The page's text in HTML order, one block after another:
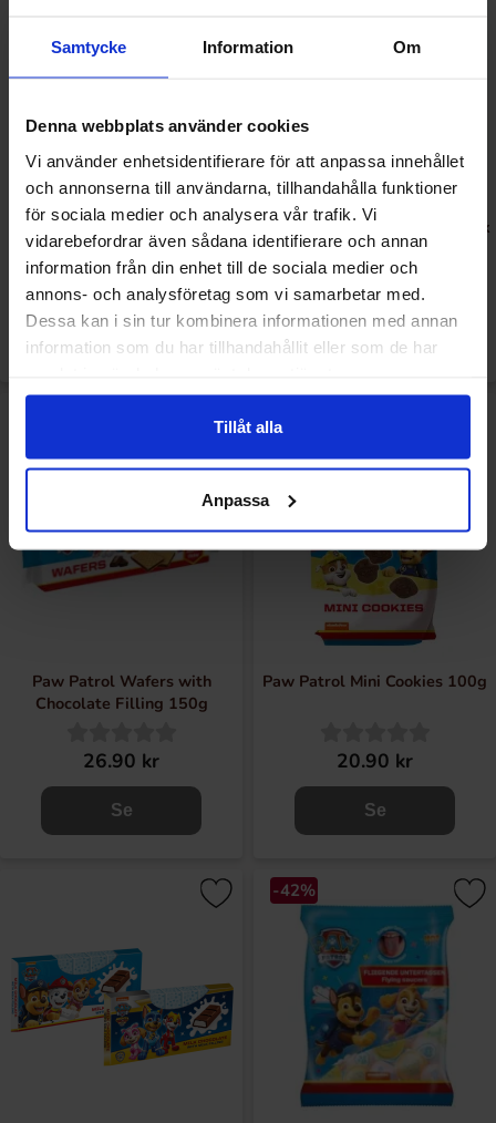
Samtycke Information Om
Denna webbplats använder cookies
Vi använder enhetsidentifierare för att anpassa innehållet
och annonserna till användarna, tillhandahålla funktioner
för sociala medier och analysera vår trafik. Vi
vidarebefordrar även sådana identifierare och annan
information från din enhet till de sociala medier och
annons- och analysföretag som vi samarbetar med.
Dessa kan i sin tur kombinera informationen med annan
information som du har tillhandahållit eller som de har
Tillåt alla
Anpassa
Folieballong Paw Patrol (1st)
79 kr 39.50 kr
Servetter Paw Patrol Paw
Patrol Skye & Everest 20-pack
49 kr 24.50 kr
Paw Patrol Wafers with
Chocolate Filling 150g
26.90 kr
Se
Paw Patrol Mini Cookies 100g
20.90 kr
Se
-42%